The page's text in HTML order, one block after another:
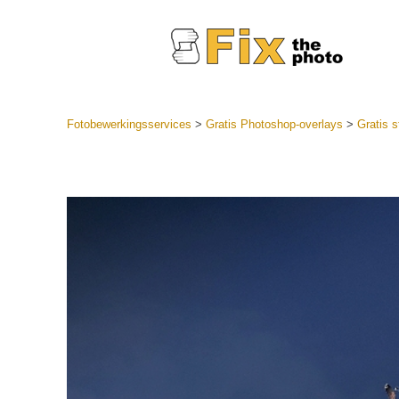
Fotobewerkingsservices > Gratis Photoshop-overlays > Gratis